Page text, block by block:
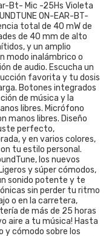
Bt- Mic -25Hs Violeta
ON-EAR-BT-
total de 40 mW de
de 40 mm de alto
y un amplio
modo inalámbrico o
de audio. Escucha un
favorita y tu dosis
Botones integrados
de música y la
libres. Micrófono
manos libres. Diseño
perfecto,
y en varios colores,
tu estilo personal.
los nuevos
y súper cómodos,
sonido potente y te
sin perder tu ritmo
o en la carretera,
de más de 25 horas
aire a tu música! Hasta
y cómodo sobre los